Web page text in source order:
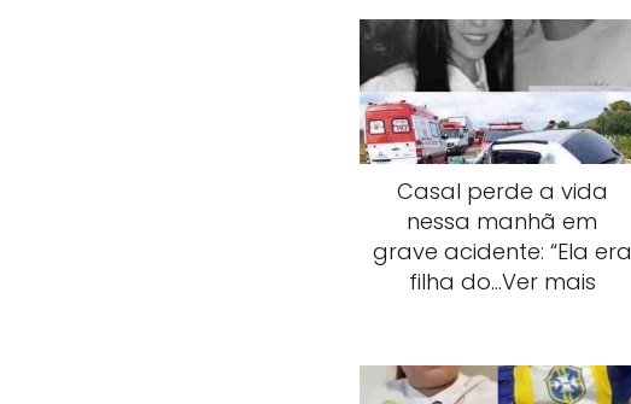
Casal perde a vida
nessa manhã em
grave acidente: “Ela era
filha do…Ver mais